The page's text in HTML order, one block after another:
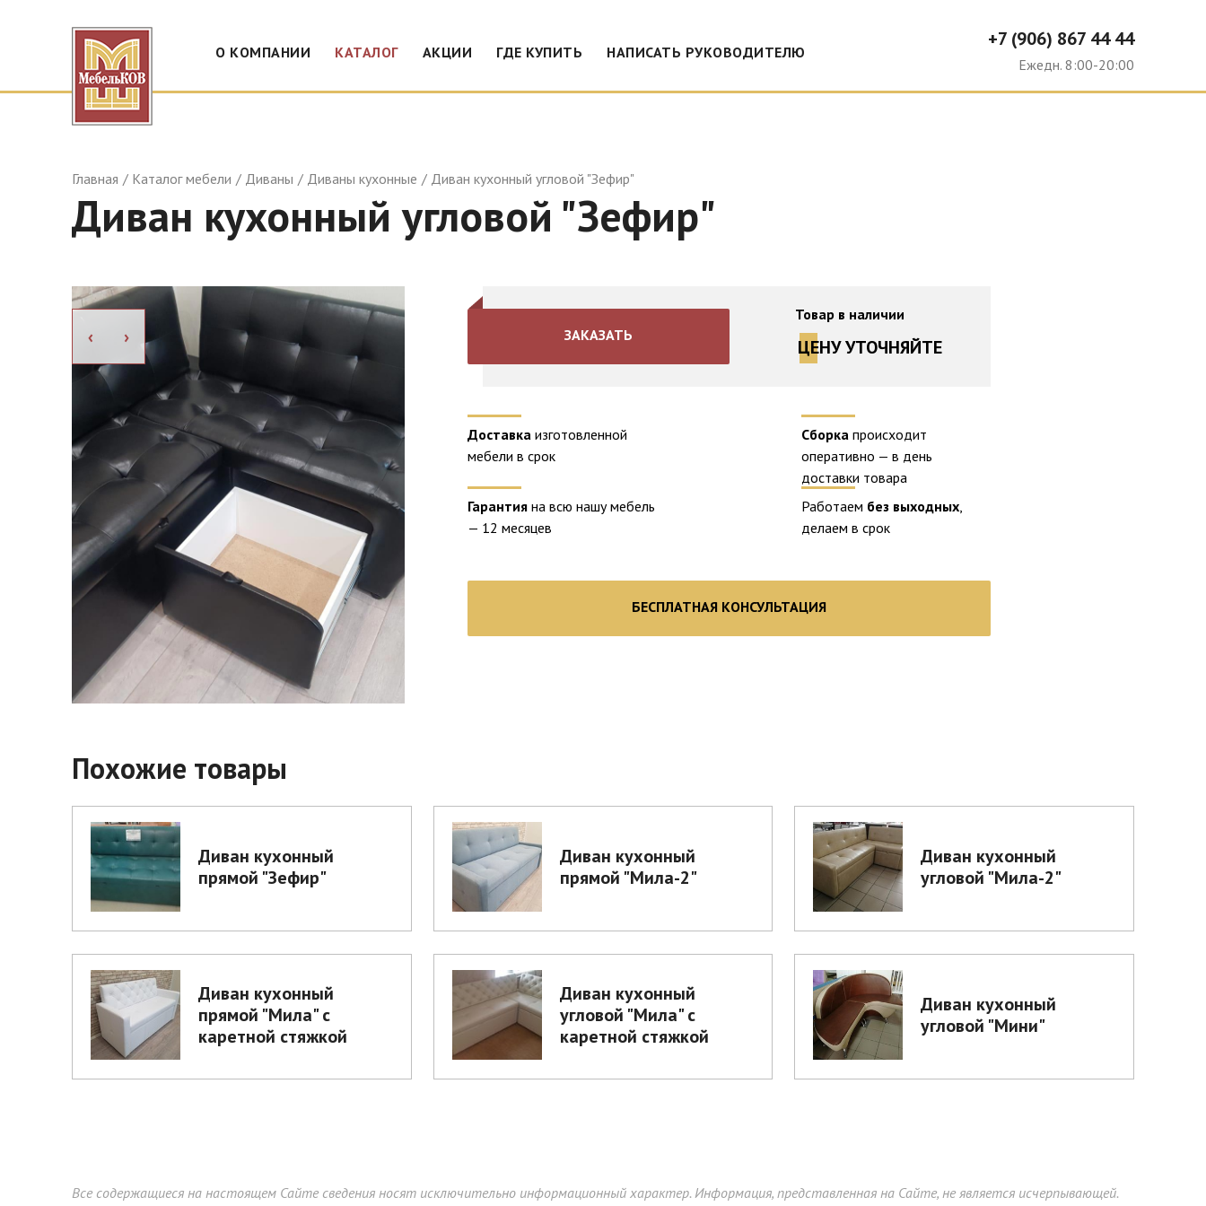
+7 (906) 867 44 44
Ежедн. 8:00-20:00
О КОМПАНИИ КАТАЛОГ АКЦИИ ГДЕ КУПИТЬ НАПИСАТЬ РУКОВОДИТЕЛЮ
Главная Каталог мебели Диваны Диваны кухонные Диван кухонный угловой "Зефир"
Диван кухонный угловой "Зефир"
› ›
Товар в наличии
ЦЕНУ УТОЧНЯЙТЕ
ЗАКАЗАТЬ
Доставка изготовленной
мебели в срок
Сборкапроисходит
оперативно — в день
доставки товара
Гарантия на всю нашу мебель
— 12 месяцев
Работаем без выходных,
делаем в срок
БЕСПЛАТНАЯ КОНСУЛЬТАЦИЯ
Похожие товары
Диван кухонный
прямой "Зефир"
Диван кухонный
прямой "Мила-2"
Диван кухонный
угловой "Мила-2"
Диван кухонный
прямой "Мила" с
каретной стяжкой
Диван кухонный
угловой "Мила" с
каретной стяжкой
Диван кухонный
угловой "Мини"
Все содержащиеся на настоящем Сайте сведения носят исключительно информационный характер. Информация, представленная на Сайте, не является исчерпывающей.